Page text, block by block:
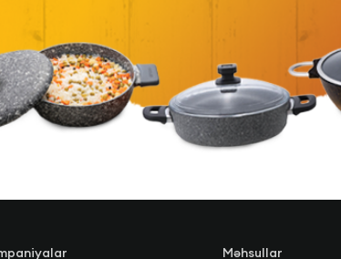
Məhsullar